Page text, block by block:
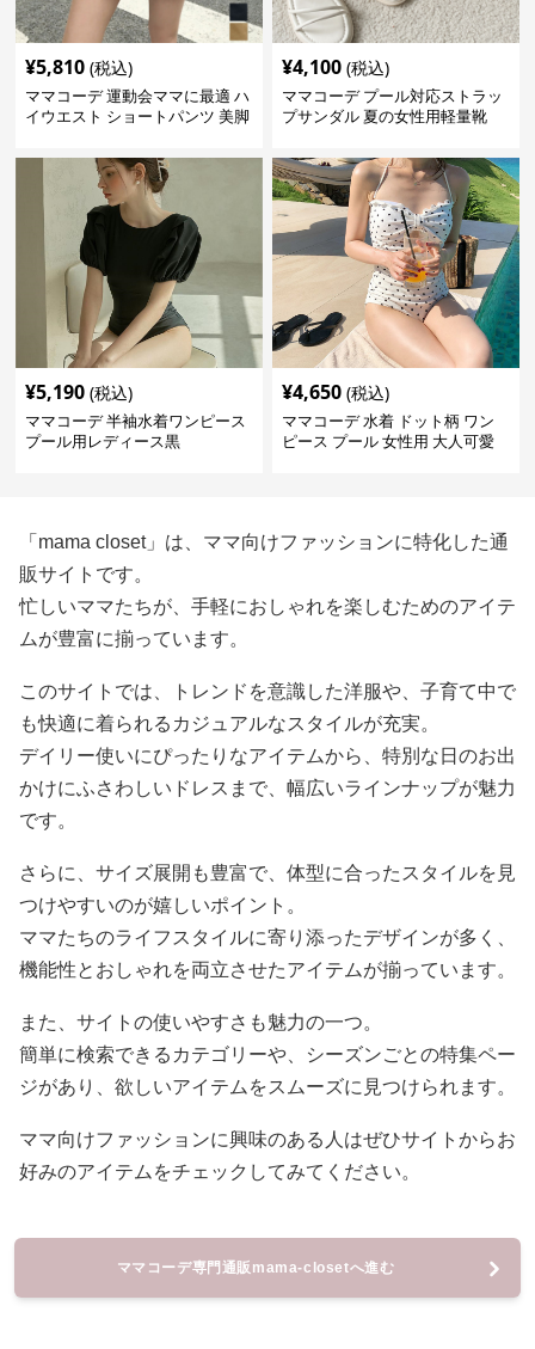
¥5,810 (税込)
ママコーデ 運動会ママに最適 ハ
イウエスト ショートパンツ 美脚
¥4,100 (税込)
ママコーデ プール対応ストラッ
プサンダル 夏の女性用軽量靴
¥5,190 (税込)
ママコーデ 半袖水着ワンピース
プール用レディース黒
¥4,650 (税込)
ママコーデ 水着 ドット柄 ワン
ピース プール 女性用 大人可愛
「mama closet」は、ママ向けファッションに特化した通
販サイトです。
忙しいママたちが、手軽におしゃれを楽しむためのアイテ
ムが豊富に揃っています。
このサイトでは、トレンドを意識した洋服や、子育て中で
も快適に着られるカジュアルなスタイルが充実。
デイリー使いにぴったりなアイテムから、特別な日のお出
かけにふさわしいドレスまで、幅広いラインナップが魅力
です。
さらに、サイズ展開も豊富で、体型に合ったスタイルを見
つけやすいのが嬉しいポイント。
ママたちのライフスタイルに寄り添ったデザインが多く、
機能性とおしゃれを両立させたアイテムが揃っています。
また、サイトの使いやすさも魅力の一つ。
簡単に検索できるカテゴリーや、シーズンごとの特集ペー
ジがあり、欲しいアイテムをスムーズに見つけられます。
ママ向けファッションに興味のある人はぜひサイトからお
好みのアイテムをチェックしてみてください。
ママコーデ専門通販mama-closetへ進む